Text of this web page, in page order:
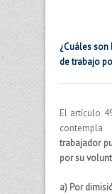
¿Cuáles son
de trabajo
El artículo
trabajador
por su
a) Por